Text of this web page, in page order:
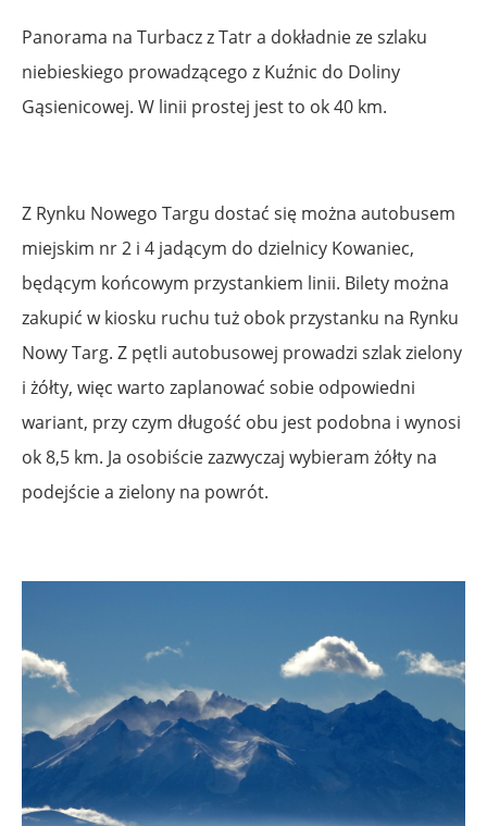
Panorama na Turbacz z Tatr a dokładnie ze szlaku
niebieskiego prowadzącego z Kuźnic do Doliny
Gąsienicowej. W linii prostej jest to ok 40 km.
Z Rynku Nowego Targu dostać się można autobusem
miejskim nr 2 i 4 jadącym do dzielnicy Kowaniec,
będącym końcowym przystankiem linii. Bilety można
zakupić w kiosku ruchu tuż obok przystanku na Rynku
Nowy Targ. Z pętli autobusowej prowadzi szlak zielony
i żółty, więc warto zaplanować sobie odpowiedni
wariant, przy czym długość obu jest podobna i wynosi
ok 8,5 km. Ja osobiście zazwyczaj wybieram żółty na
podejście a zielony na powrót.